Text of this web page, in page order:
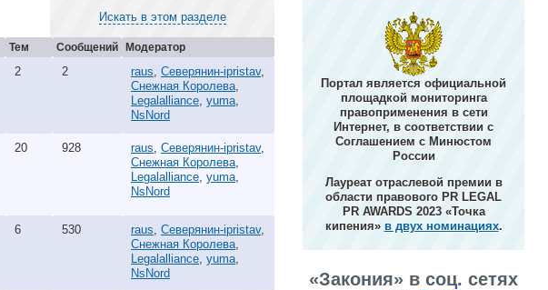
Искать в этом разделе
Тем Сообщений Модератор
2 2 raus, Северянин-ipristav,
Снежная Королева,
Legalalliance, yuma,
NsNord
20 928 raus, Северянин-ipristav,
Снежная Королева,
Legalalliance, yuma,
NsNord
6 530 raus, Северянин-ipristav,
Снежная Королева,
Legalalliance, yuma,
NsNord
Портал является официальной
площадкой мониторинга
правоприменения в сети
Интернет, в соответствии с
Соглашением с Минюстом
России
Лауреат отраслевой премии в
области правового PR LEGAL
PR AWARDS 2023 «Точка
кипения» в двух номинациях.
«Закония» в соц. сетях